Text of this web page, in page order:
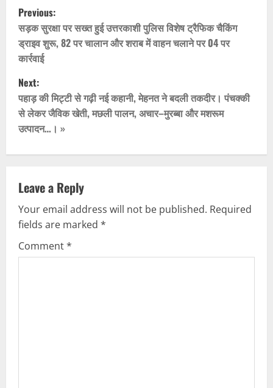
P
o
s
t
n
a
v
i
g
a
t
Previous:
सड़क सुरक्षा पर सख्त हुई उत्तरकाशी पुलिस विशेष ट्रैफिक चैकिंग
ड्राइव शुरू, 82 पर चालान और शराब में वाहन चलाने पर 04 पर
कार्रवाई
Next:
पहाड़ की मिट्टी से गढ़ी नई कहानी, मेहनत ने बदली तकदीर। पंचक्की
से लेकर जैविक खेती, मछली पालन, अचार–मुरब्बा और मशरूम
उत्पादन…। »
Leave a Reply
Your email address will not be published. Required
fields are marked *
Comment*